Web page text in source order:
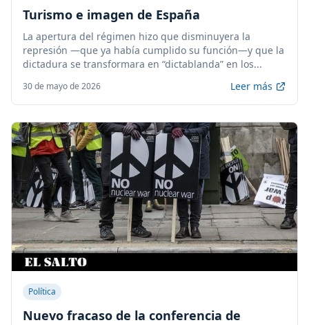
Turismo e imagen de España
La apertura del régimen hizo que disminuyera la
represión —que ya había cumplido su función—y que la
dictadura se transformara en “dictablanda” en los...
30 de mayo de 2026 Leer más
Política
Nuevo fracaso de la conferencia de